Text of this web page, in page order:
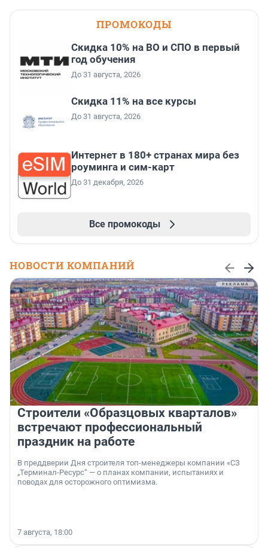
ПРОМОКОДЫ
Скидка 10% на ВО и СПО в первый
год обучения
До 31 августа, 2026
Скидка 11% на все курсы
До 31 августа, 2026
Интернет в 180+ странах мира без
роуминга и сим-карт
До 31 декабря, 2026
Все промокоды
НОВОСТИ КОМПАНИЙ
Строители «Образцовых кварталов»
встречают профессиональный
праздник на работе
В преддверии Дня строителя топ-менеджеры компании «СЗ
„Терминал-Ресурс“ — о планах компании, испытаниях и
поводах для осторожного оптимизма.
7 августа, 18:00